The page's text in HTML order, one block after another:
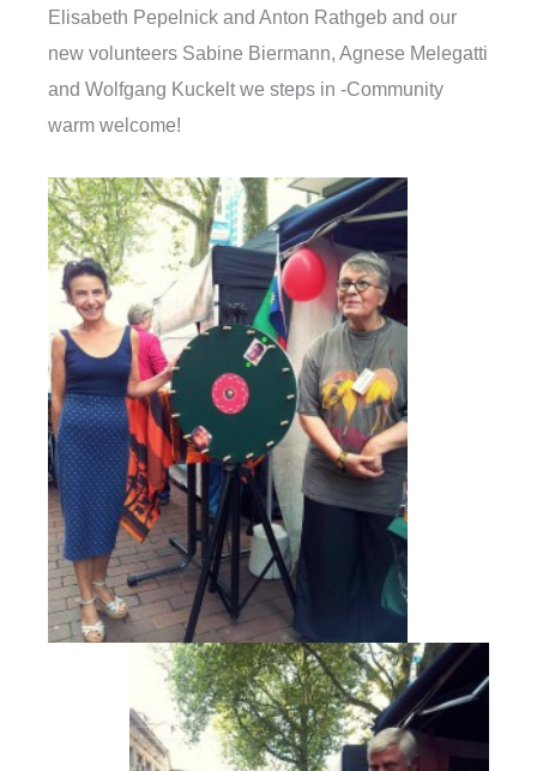
Elisabeth Pepelnick and Anton Rathgeb and our
new volunteers Sabine Biermann, Agnese Melegatti
and Wolfgang Kuckelt we steps in -Community
warm welcome!